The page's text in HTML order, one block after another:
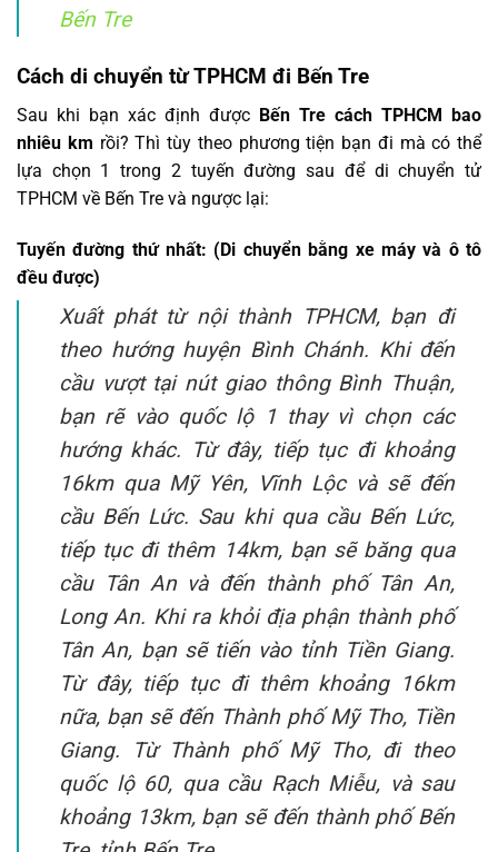
Bến Tre
Cách di chuyển từ TPHCM đi Bến Tre
Sau khi bạn xác định được Bến Tre cách TPHCM bao
nhiêu km rồi? Thì tùy theo phương tiện bạn đi mà có thể
lựa chọn 1 trong 2 tuyến đường sau để di chuyển tử
TPHCM về Bến Tre và ngược lại:
Tuyến đường thứ nhất: (Di chuyển bằng xe máy và ô tô
đều được)
Xuất phát từ nội thành TPHCM, bạn đi
theo hướng huyện Bình Chánh. Khi đến
cầu vượt tại nút giao thông Bình Thuận,
bạn rẽ vào quốc lộ 1 thay vì chọn các
hướng khác. Từ đây, tiếp tục đi khoảng
16km qua Mỹ Yên, Vĩnh Lộc và sẽ đến
cầu Bến Lức. Sau khi qua cầu Bến Lức,
tiếp tục đi thêm 14km, bạn sẽ băng qua
cầu Tân An và đến thành phố Tân An,
Long An. Khi ra khỏi địa phận thành phố
Tân An, bạn sẽ tiến vào tỉnh Tiền Giang.
Từ đây, tiếp tục đi thêm khoảng 16km
nữa, bạn sẽ đến Thành phố Mỹ Tho, Tiền
Giang. Từ Thành phố Mỹ Tho, đi theo
quốc lộ 60, qua cầu Rạch Miễu, và sau
khoảng 13km, bạn sẽ đến thành phố Bến